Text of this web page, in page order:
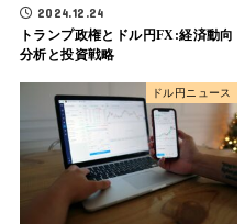
2024.12.24
トランプ政権とドル円FX:経済動向
分析と投資戦略
ドル円ニュース